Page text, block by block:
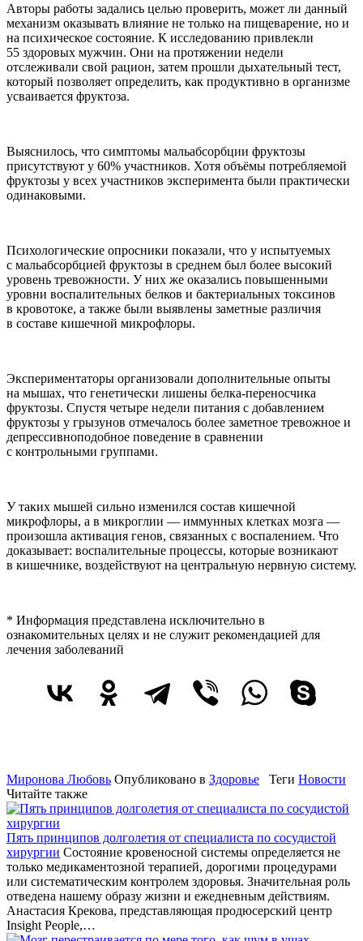
Авторы работы задались целью проверить, может ли данный
механизм оказывать влияние не только на пищеварение, но и
на психическое состояние. К исследованию привлекли
55 здоровых мужчин. Они на протяжении недели
отслеживали свой рацион, затем прошли дыхательный тест,
который позволяет определить, как продуктивно в организме
усваивается фруктоза.
Выяснилось, что симптомы мальабсорбции фруктозы
присутствуют у 60% участников. Хотя объёмы потребляемой
фруктозы у всех участников эксперимента были практически
одинаковыми.
Психологические опросники показали, что у испытуемых
с мальабсорбцией фруктозы в среднем был более высокий
уровень тревожности. У них же оказались повышенными
уровни воспалительных белков и бактериальных токсинов
в кровотоке, а также были выявлены заметные различия
в составе кишечной микрофлоры.
Экспериментаторы организовали дополнительные опыты
на мышах, что генетически лишены белка-переносчика
фруктозы. Спустя четыре недели питания с добавлением
фруктозы у грызунов отмечалось более заметное тревожное и
депрессивноподобное поведение в сравнении
с контрольными группами.
У таких мышей сильно изменился состав кишечной
микрофлоры, а в микроглии — иммунных клетках мозга —
произошла активация генов, связанных с воспалением. Что
доказывает: воспалительные процессы, которые возникают
в кишечнике, воздействуют на центральную нервную систему.
* Информация представлена исключительно в
ознакомительных целях и не служит рекомендацией для
лечения заболеваний
Миронова Любовь Опубликовано в Здоровье Теги Новости
Читайте также
Пять принципов долголетия от специалиста по сосудистой
хирургии Состояние кровеносной системы определяется не
только медикаментозной терапией, дорогими процедурами
или систематическим контролем здоровья. Значительная роль
отведена нашему образу жизни и ежедневным действиям.
Анастасия Крекова, представляющая продюсерский центр
Insight People,…